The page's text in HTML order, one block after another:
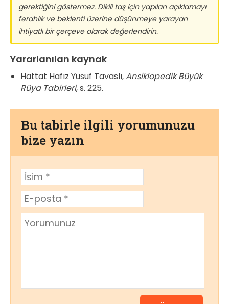
gerektiğini göstermez. Dikili taş için yapılan açıklamayı
ferahlık ve beklenti üzerine düşünmeye yarayan
ihtiyatlı bir çerçeve olarak değerlendirin.
Yararlanılan kaynak
Hattat Hafız Yusuf Tavaslı,Ansiklopedik Büyük
Rüya Tabirleri, s. 225.
Bu tabirle ilgili yorumunuzu
bize yazın